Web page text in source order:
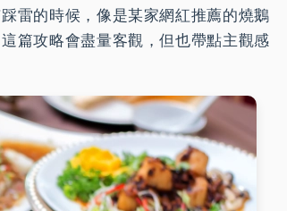
雷的時候，像是某家網紅推薦的燒鵝
篇攻略會盡量客觀，但也帶點主觀感